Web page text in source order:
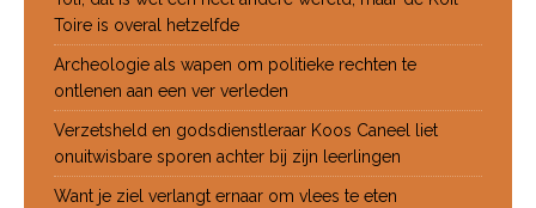
Toire is overal hetzelfde
Archeologie als wapen om politieke rechten te
ontlenen aan een ver verleden
Verzetsheld en godsdienstleraar Koos Caneel liet
onuitwisbare sporen achter bij zijn leerlingen
Want je ziel verlangt ernaar om vlees te eten